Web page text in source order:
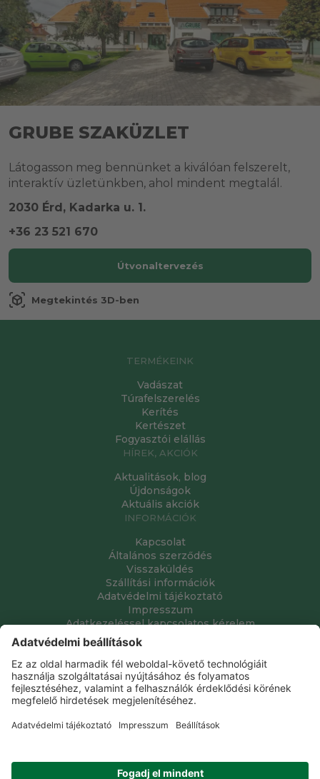
GRUBE SZAKÜZLET
Látogasson meg bennünket a kiválóan felszerelt,
interaktív üzletünkben, ahol mindent megtalál.
2030 Érd, Kadarka u. 1.
+36 23 521 670
Útvonaltervezés
view_in_ar Megtekintés 3D-ben
TERMÉKEINK
Vadászat
Túrafelszerelés
Kerítés
Kertészet
Fogyasztói elállás
HÍREK, AKCIÓK
Aktualitások, blog
Újdonságok
Aktuális akciók
INFORMÁCIÓK
Kapcsolat
Általános szerződés
Visszaküldés
Szállítási információk
Adatvédelmi tájékoztató
Impresszum
Adatkezeléssel kapcsolatos kérelem